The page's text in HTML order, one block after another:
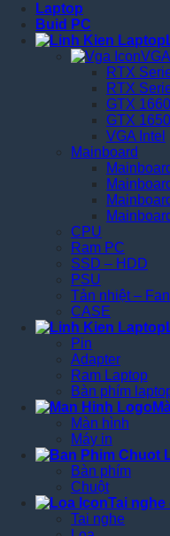
Laptop
Buid PC
RTX
RTX
GTX
GTX 1650
VGA Intel
Mainboard
CPU
Ram PC
SSD – HDD
PSU
Tản nhiệt – Fan
CASE
Pin
Adapter
Ram Laptop
Bàn phím
Màn hình
Máy in
Bàn phím
Chuột
Tai nghe
Tai nghe